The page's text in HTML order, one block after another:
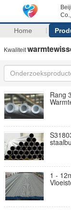
Home
Kwaliteit
Rang
1 -